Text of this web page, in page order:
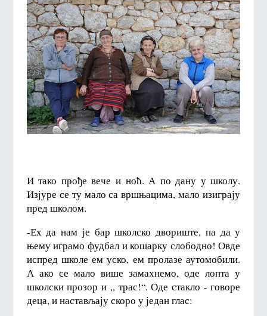
И тако прође вече и ноћ. А по дану у школу.
Изјуре се ту мало са вршњацима, мало изиграју
пред школом.
-Ех да нам је бар школско двориште, па да у
њему играмо фудбал и кошарку слободно! Овде
испред школе ем уско, ем пролазе аутомобили.
А ако се мало више замахнемо, оде лопта у
школски прозор и ,, трас!“. Оде стакло - говоре
деца, и настављају скоро у један глас: